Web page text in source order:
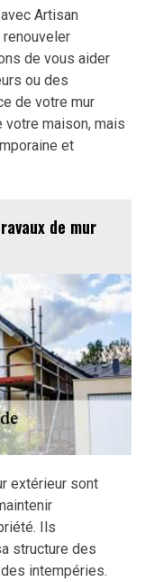
Artisan
de vous aider
ou des
de votre mur
votre maison, mais
et
de mur
extérieur sont
Ils
structure des
intempéries.